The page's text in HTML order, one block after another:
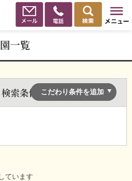
一覧
こだわり条件を追加
検索条件
ています